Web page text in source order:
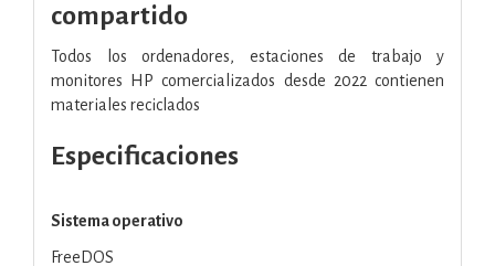
compartido
Todos los ordenadores, estaciones de trabajo y
monitores HP comercializados desde 2022 contienen
materiales reciclados
Especificaciones
Sistema operativo
FreeDOS